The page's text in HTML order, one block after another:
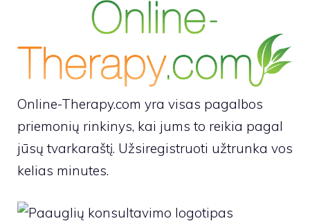
Online-Therapy.com yra visas pagalbos
priemonių rinkinys, kai jums to reikia pagal
jūsų tvarkaraštį. Užsiregistruoti užtrunka vos
kelias minutes.